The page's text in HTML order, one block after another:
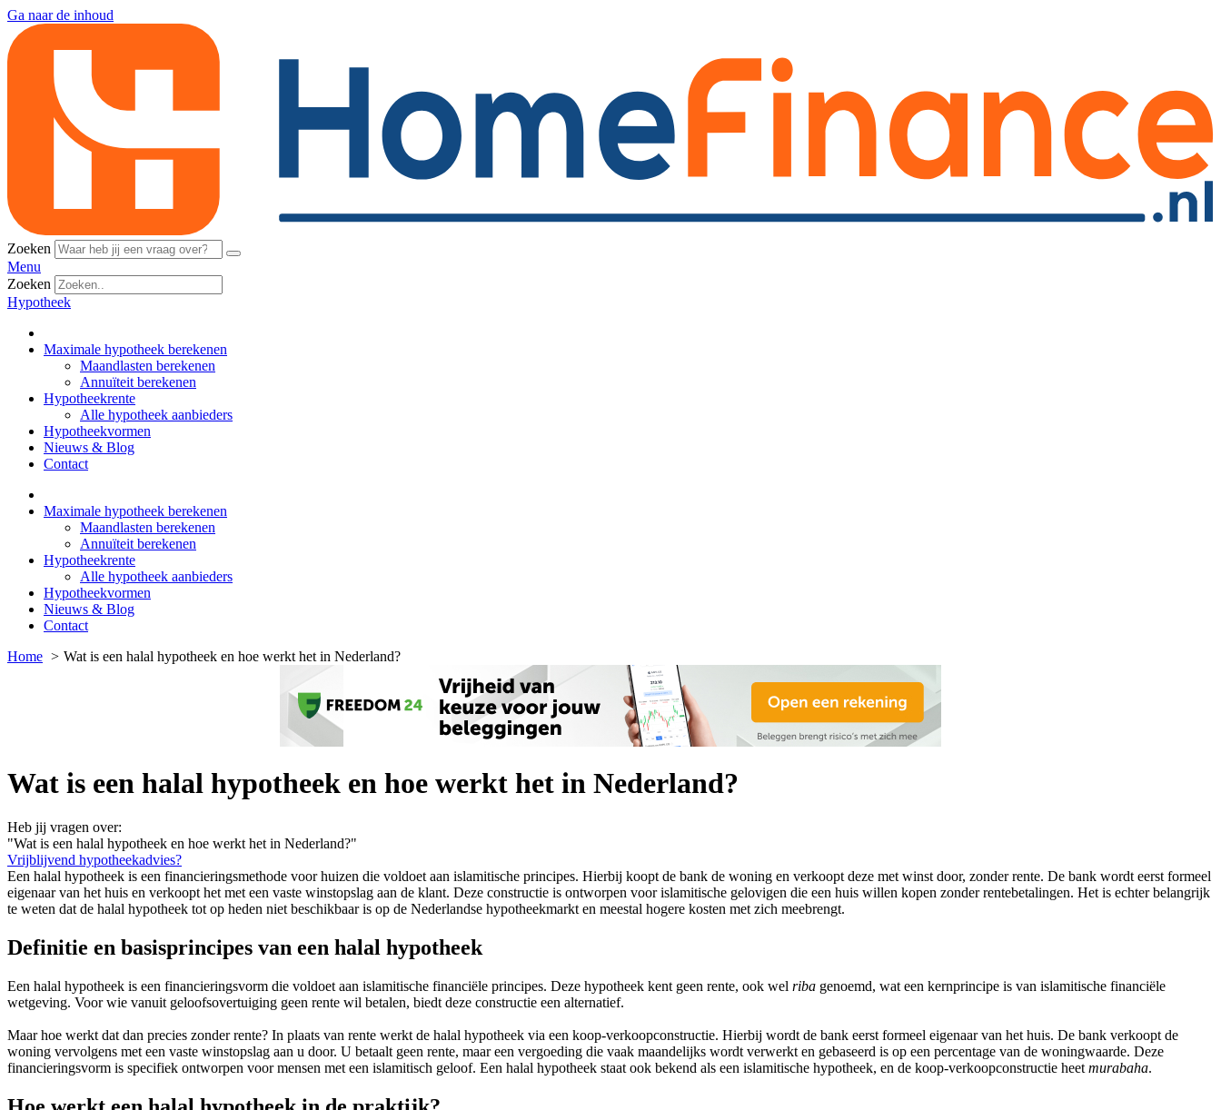
Ga naar de inhoud
Zoeken
Menu
Zoeken
Hypotheek
Maximale hypotheek berekenen
Maandlasten berekenen
Annuïteit berekenen
Hypotheekrente
Alle hypotheek aanbieders
Hypotheekvormen
Nieuws & Blog
Contact
Maximale hypotheek berekenen
Maandlasten berekenen
Annuïteit berekenen
Hypotheekrente
Alle hypotheek aanbieders
Hypotheekvormen
Nieuws & Blog
Contact
Home
Wat is een halal hypotheek en hoe werkt het in Nederland?
Wat is een halal hypotheek en hoe werkt het in Nederland?
Heb jij vragen over:
"Wat is een halal hypotheek en hoe werkt het in Nederland?"
Vrijblijvend hypotheekadvies?
Een halal hypotheek is een financieringsmethode voor huizen die voldoet aan islamitische principes. Hierbij koopt de bank de woning en verkoopt deze met winst door, zonder rente. De bank wordt eerst formeel
eigenaar van het huis en verkoopt het met een vaste winstopslag aan de klant. Deze constructie is ontworpen voor islamitische gelovigen die een huis willen kopen zonder rentebetalingen. Het is echter belangrijk
te weten dat de halal hypotheek tot op heden niet beschikbaar is op de Nederlandse hypotheekmarkt en meestal hogere kosten met zich meebrengt.
Definitie en basisprincipes van een halal hypotheek
Een halal hypotheek is een financieringsvorm die voldoet aan islamitische financiële principes. Deze hypotheek kent geen rente, ook wel riba genoemd, wat een kernprincipe is van islamitische financiële
wetgeving. Voor wie vanuit geloofsovertuiging geen rente wil betalen, biedt deze constructie een alternatief.
Maar hoe werkt dat dan precies zonder rente? In plaats van rente werkt de halal hypotheek via een koop-verkoopconstructie. Hierbij wordt de bank eerst formeel eigenaar van het huis. De bank verkoopt de
woning vervolgens met een vaste winstopslag aan u door. U betaalt geen rente, maar een vergoeding die vaak maandelijks wordt verwerkt en gebaseerd is op een percentage van de woningwaarde. Deze
financieringsvorm is specifiek ontworpen voor mensen met een islamitisch geloof. Een halal hypotheek staat ook bekend als een islamitische hypotheek, en de koop-verkoopconstructie heet murabaha.